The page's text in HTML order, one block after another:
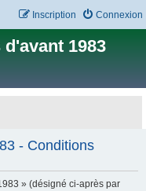
Connexion
Inscription
1983
- Conditions
» (désigné ci-après par